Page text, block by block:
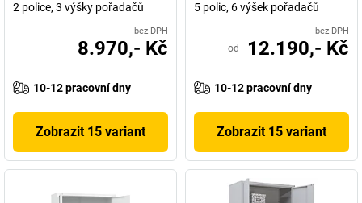
2 police, 3 výšky pořadačů
bez DPH
8.970,- Kč
10-12 pracovní dny
Zobrazit 15 variant
5 polic, 6 výšek pořadačů
bez DPH
od 12.190,- Kč
10-12 pracovní dny
Zobrazit 15 variant